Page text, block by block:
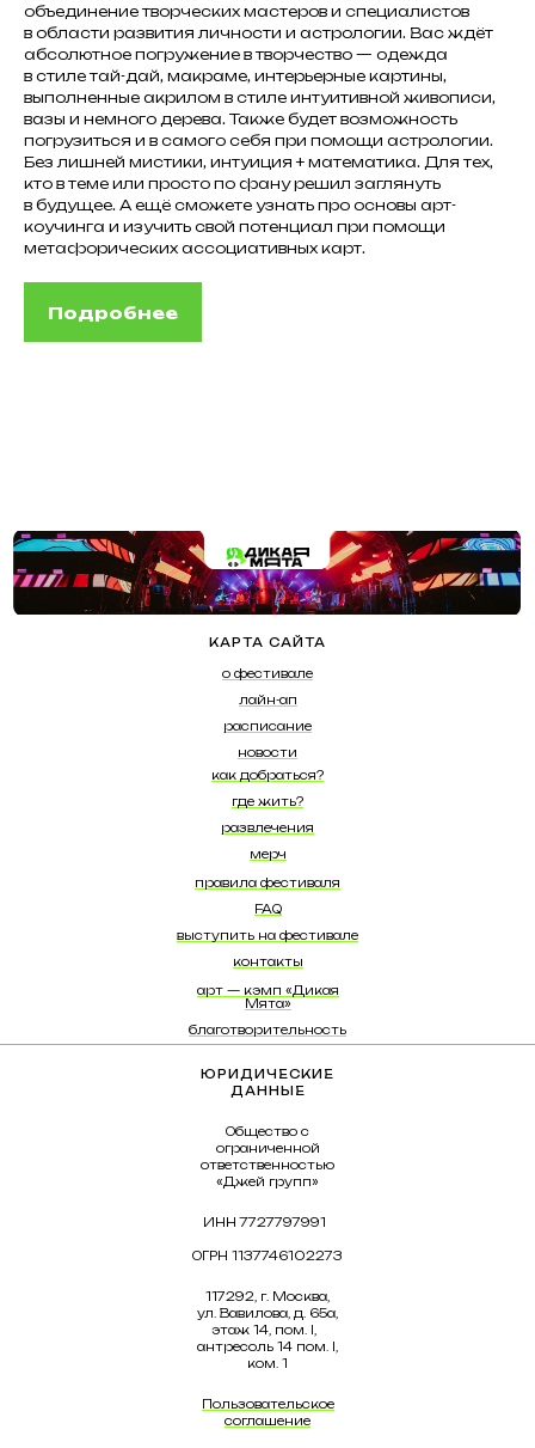
объединение творческих мастеров и специалистов
в области развития личности и астрологии. Вас ждёт
абсолютное погружение в творчество — одежда
в стиле тай-дай, макраме, интерьерные картины,
выполненные акрилом в стиле интуитивной живописи,
вазы и немного дерева. Также будет возможность
погрузиться и в самого себя при помощи астрологии.
Без лишней мистики, интуиция + математика. Для тех,
кто в теме или просто по фану решил заглянуть
в будущее. А ещё сможете узнать про основы арт-
коучинга и изучить свой потенциал при помощи
метафорических ассоциативных карт.
Подробнее
КАРТА САЙТА
как добраться?
где жить?
развлечения
мерч
о фестивале
лайн-ап
расписание
новости
правила фестиваля
FAQ
выступить на фестивале
контакты
арт — кэмп «Дикая
Мята»
благотворительность
вакансии
ЮРИДИЧЕСКИЕ
ДАННЫЕ
117292, г. Москва,
ул. Вавилова, д. 65а,
этаж 14, пом. I,
антресоль 14 пом. I,
ком. 1
Общество с
ограниченной
ответственностью
«Джей групп»
ИНН 7727797991
ОГРН 1137746102273
Пользовательское
соглашение